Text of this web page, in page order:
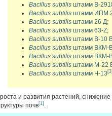
Bacillus subtilis штамм В-
Bacillus subtilis штамм ИПМ
Bacillus subtilis штамм 26 Д;
Bacillus subtilis штамм 63-Z;
Bacillus subtilis штамм В-10
Bacillus subtilis штамм ВКМ-
Bacillus subtilis штамм ВКМ-
Bacillus subtilis штамм М-22
Bacillus subtilis штамм Ч-13 [3]
и развития растений, снижение
почв[1] .